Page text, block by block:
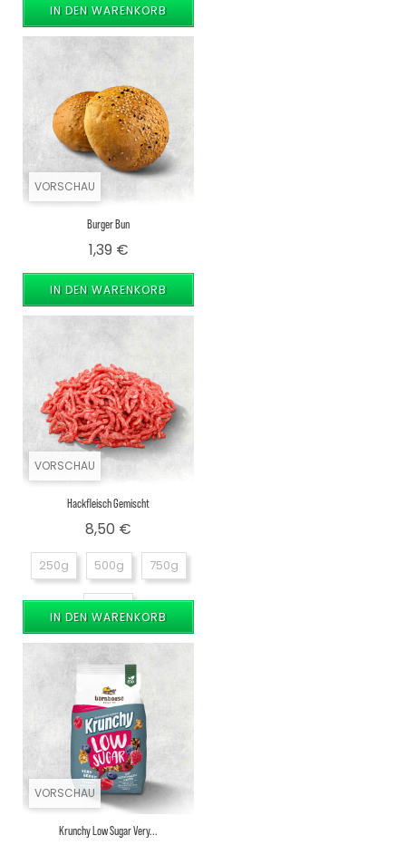
IN DEN WARENKORB
VORSCHAU
Burger Bun
1,39 €Preis
IN DEN WARENKORB
VORSCHAU
Hackfleisch Gemischt
8,50 €
250g 500g 750g
1000g
IN DEN WARENKORB
VORSCHAU
Krunchy Low Sugar Very...